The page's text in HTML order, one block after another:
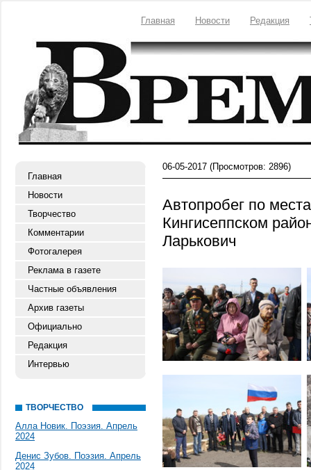
Главная Новости Редакция
Главная
Новости
Творчество
Комментарии
Фотогалерея
Реклама в газете
Частные объявления
Архив газеты
Официально
Редакция
Интервью
ТВОРЧЕСТВО
Алла Новик. Поэзия. Апрель
2024
Денис Зубов. Поэзия. Апрель
2024
06-05-2017 (Просмотров: 2896)
Автопробег по
Кингисеппском
Ларькович